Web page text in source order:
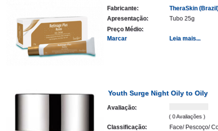
Fabricante:
TheraSkin
Apresentação:
Tubo 25g
Preço Médio:
Marcar
Leia mais...
Youth Surge Night Oily to Oily
Avaliação:
( 0 Avaliações )
Classificação:
Face/ Pescoço/